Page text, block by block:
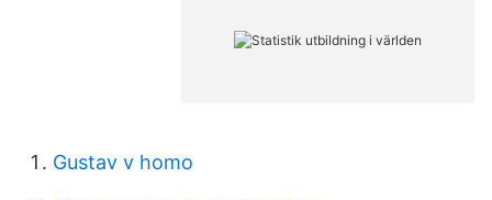
Gustav v homo